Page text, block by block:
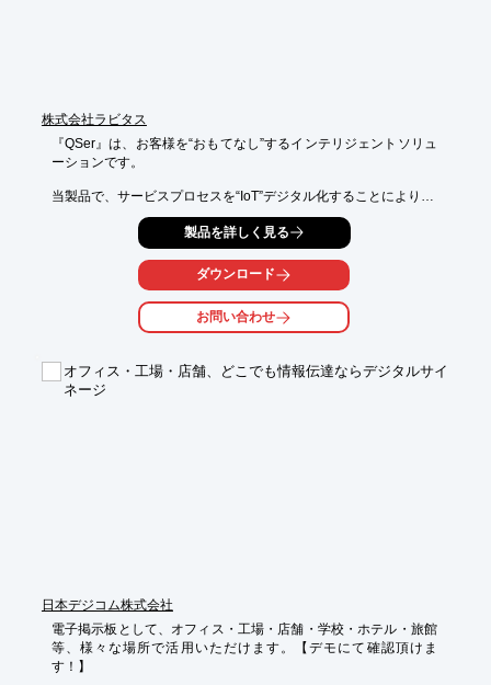
株式会社ラビタス
『QSer』は、お客様を“おもてなし”するインテリジェントソリュ
ーションです。
当製品で、サービスプロセスを“IoT”デジタル化することにより、
サービスオペレーション効率を高め、提供するサービスを更に向
お客様の満足につなげていきます。
試着室・コスメカウンター・ネットカフェなど、様々なシーンで
活用が可能です。
■業務サービスの最適化
■顧客満足向上
製品を詳しく見る
ダウンロード
お問い合わせ
オフィス・工場・店舗、どこでも情報伝達ならデジタルサイ
ネージ
日本デジコム株式会社
電子掲示板として、オフィス・工場・店舗・学校・ホテル・旅館
等、様々な場所で活用いただけます。【デモにて確認頂けま
す！】